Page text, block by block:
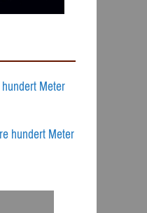
Meter
hundert Meter